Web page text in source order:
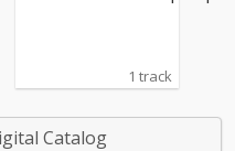
1 track
Catalog